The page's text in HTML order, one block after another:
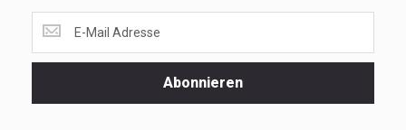
dir
unsere
Abonnieren